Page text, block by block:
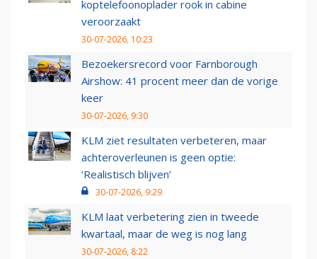
koptelefoonoplader rook in cabine
veroorzaakt
30-07-2026, 10:23
Bezoekersrecord voor Farnborough
Airshow: 41 procent meer dan de vorige
keer
30-07-2026, 9:30
KLM ziet resultaten verbeteren, maar
achteroverleunen is geen optie:
‘Realistisch blijven’
30-07-2026, 9:29
KLM laat verbetering zien in tweede
kwartaal, maar de weg is nog lang
30-07-2026, 8:22